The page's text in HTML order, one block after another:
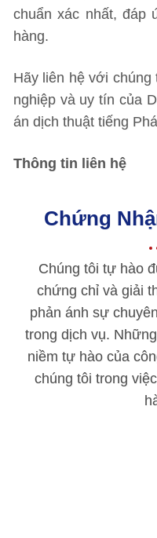
chuẩn xác nhất, đáp
hàng.
Hãy liên hệ với chúng
nghiệp và uy tín của
án dịch thuật tiếng
Thông tin liên hệ
Chứng
Chúng tôi tự hào
chứng chỉ và giải
phản ánh sự
trong dịch vụ.
niềm tự hào của
chúng tôi trong